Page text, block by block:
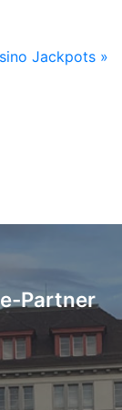
Partner